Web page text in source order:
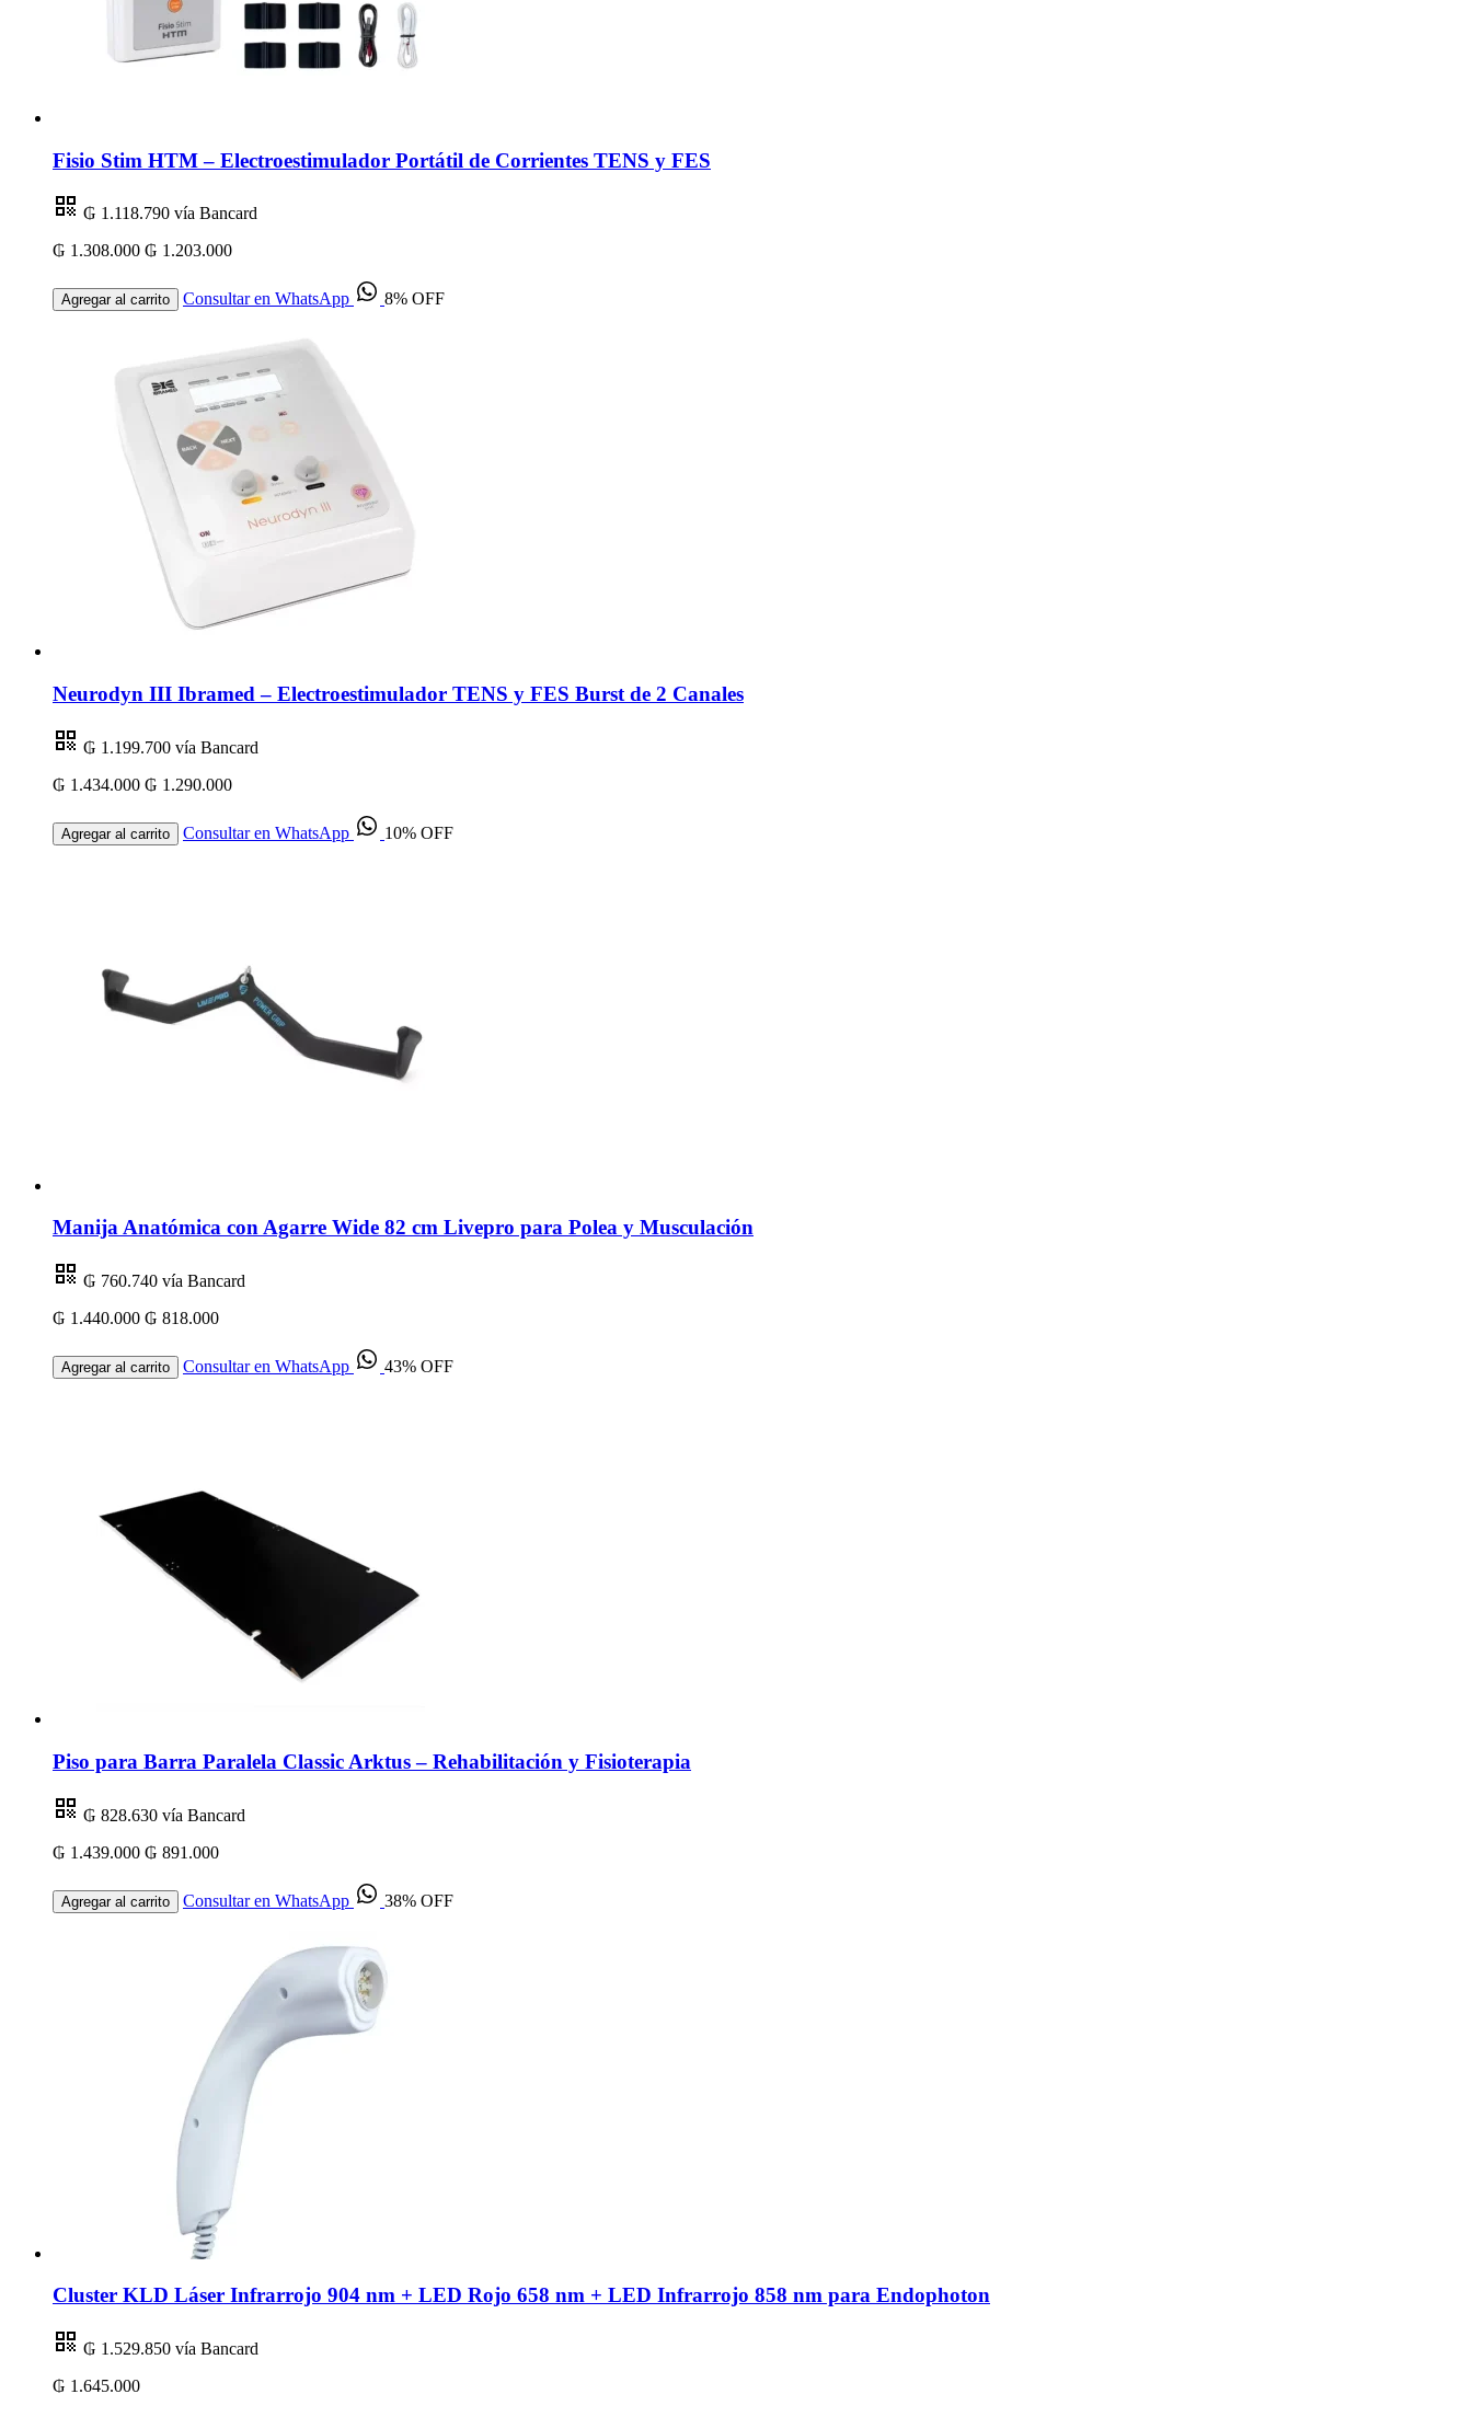
Fisio Stim HTM – Electroestimulador Portátil de Corrientes TENS y FES
₲ 1.118.790 vía Bancard
₲ 1.308.000 ₲ 1.203.000
Agregar al carrito Consultar en WhatsApp 8% OFF
Neurodyn III Ibramed – Electroestimulador TENS y FES Burst de 2 Canales
₲ 1.199.700 vía Bancard
₲ 1.434.000 ₲ 1.290.000
Agregar al carrito Consultar en WhatsApp 10% OFF
Manija Anatómica con Agarre Wide 82 cm Livepro para Polea y Musculación
₲ 760.740 vía Bancard
₲ 1.440.000 ₲ 818.000
Agregar al carrito Consultar en WhatsApp 43% OFF
Piso para Barra Paralela Classic Arktus – Rehabilitación y Fisioterapia
₲ 828.630 vía Bancard
₲ 1.439.000 ₲ 891.000
Agregar al carrito Consultar en WhatsApp 38% OFF
Cluster KLD Láser Infrarrojo 904 nm + LED Rojo 658 nm + LED Infrarrojo 858 nm para Endophoton
₲ 1.529.850 vía Bancard
₲ 1.645.000